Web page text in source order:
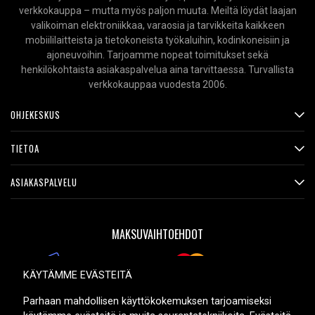
Baxter Healthcare Ericssonin tilastomittari SM02
Baxter Healthcare 522 sydämen ulostulotietokone
Baxter Healthcare 521 Microate INF-pumppu
Baxter Healthcare 2001 Microate INF -pumppu
Baxter Healthcare Ericssonin tilastomittari
Baxter Healthcare SM0200 Bentley Oxygen
Baxter Healthcare Bentley Oxygen
BB BP4-6
BB BP4.5-6
BB BP5-6
BCI International 7000 oksimetri
Bird Products Kannettava tuuletin 15365
Cas Medical 9000 verenpainemittari
Casil CA645
verkkokauppa – mutta myös paljon muuta. Meiltä löydät laajan
valikoiman elektroniikkaa, varaosia ja tarvikkeita kaikkeen
mobiililaitteista ja tietokoneista työkaluihin, kodinkoneisiin ja
ajoneuvoihin. Tarjoamme nopeat toimitukset sekä
henkilökohtaista asiakaspalvelua aina tarvittaessa. Turvallista
verkkokauppaa vuodesta 2006.
OHJEKESKUS
TIETOA
ASIAKASPALVELU
MAKSUVAIHTOEHDOT
TOIMITUSVAIHTOEHDOT
KÄYTÄMME EVÄSTEITÄ
Parhaan mahdollisen käyttökokemuksen tarjoamiseksi